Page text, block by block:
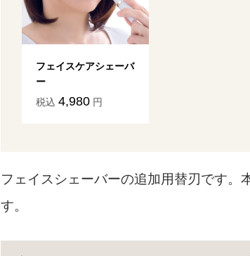
フェイスケアシェーバ
ー
税込 4,980 円
フェイスシェーバーの追加用替刃です。
す。